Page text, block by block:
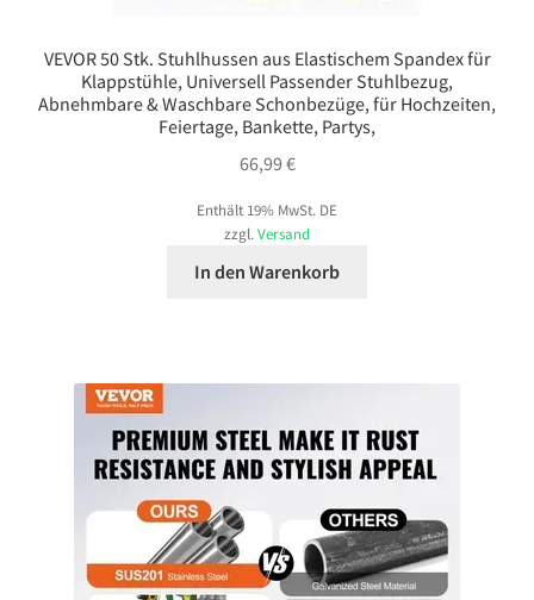
VEVOR 50 Stk. Stuhlhussen aus Elastischem Spandex für
Klappstühle, Universell Passender Stuhlbezug,
Abnehmbare & Waschbare Schonbezüge, für Hochzeiten,
Feiertage, Bankette, Partys,
66,99 €
Enthält 19% MwSt. DE
zzgl. Versand
In den Warenkorb